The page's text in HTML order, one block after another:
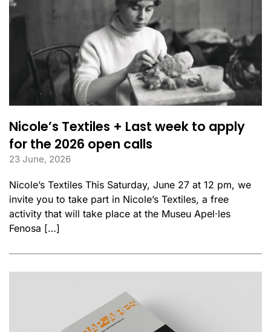
Nicole’s Textiles + Last week to apply
for the 2026 open calls
23 June, 2026
Nicole’s Textiles This Saturday, June 27 at 12 pm, we
invite you to take part in Nicole’s Textiles, a free
activity that will take place at the Museu Apel·les
Fenosa […]